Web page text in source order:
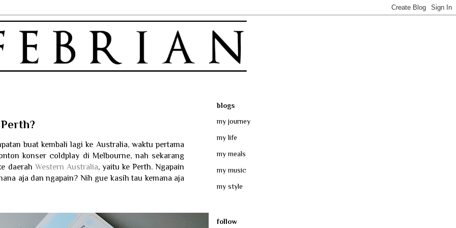
buat kembali lagi ke Australia, waktu pertama
konser coldplay di Melbourne, nah sekarang
daerah Western Australia, yaitu ke Perth. Ngapain
aja dan ngapain? Nih gue kasih tau kemana aja
blogs
my journey
my life
my meals
my music
my style
follow